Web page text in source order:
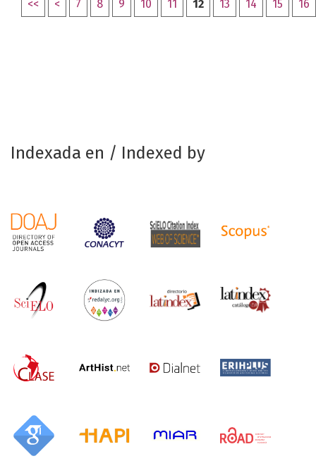
<< < 7 8 9 10 11 12 13 14 15 16
Indexada en / Indexed by